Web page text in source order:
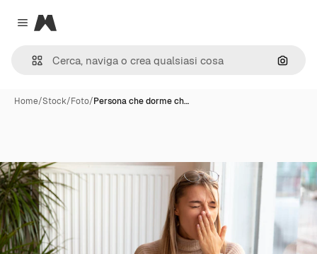
Close menu
Magnific
Cerca
Home/Stock/Foto/Persona che dorme ch…